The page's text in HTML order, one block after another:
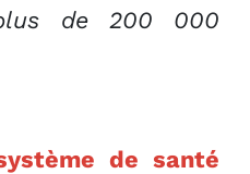
de 200 000
de santé